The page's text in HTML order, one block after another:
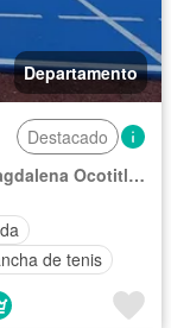
Departamento
Destacado
Santa María La Magdalena Ocotitlán, Magdalena Ocotitlán
de tenis